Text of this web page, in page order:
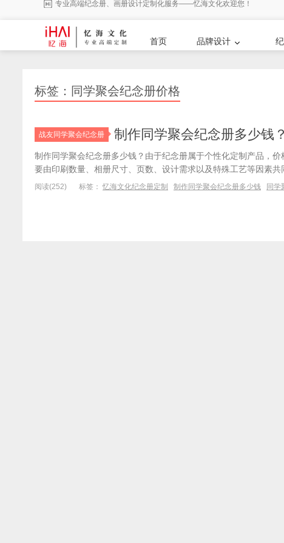
专业高端纪念册、画册设计定制化服务——忆海文化欢迎您！
首页 品牌设计
标签：同学聚会纪念册价格
战友同学聚会纪念册 制作同学聚会纪念册多少钱
制作同学聚会纪念册多少钱？由于纪念册属于个性化定制产品，
要由印刷数量、相册尺寸、页数、设计需求以及特殊工艺等因素
阅读(252) 标签： 忆海文化纪念册定制 制作同学聚会纪念册多少钱 同学